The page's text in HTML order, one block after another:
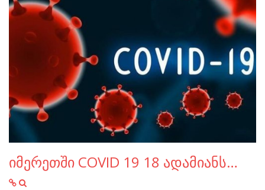
იმერეთში COVID 19 18 ადამიანს…